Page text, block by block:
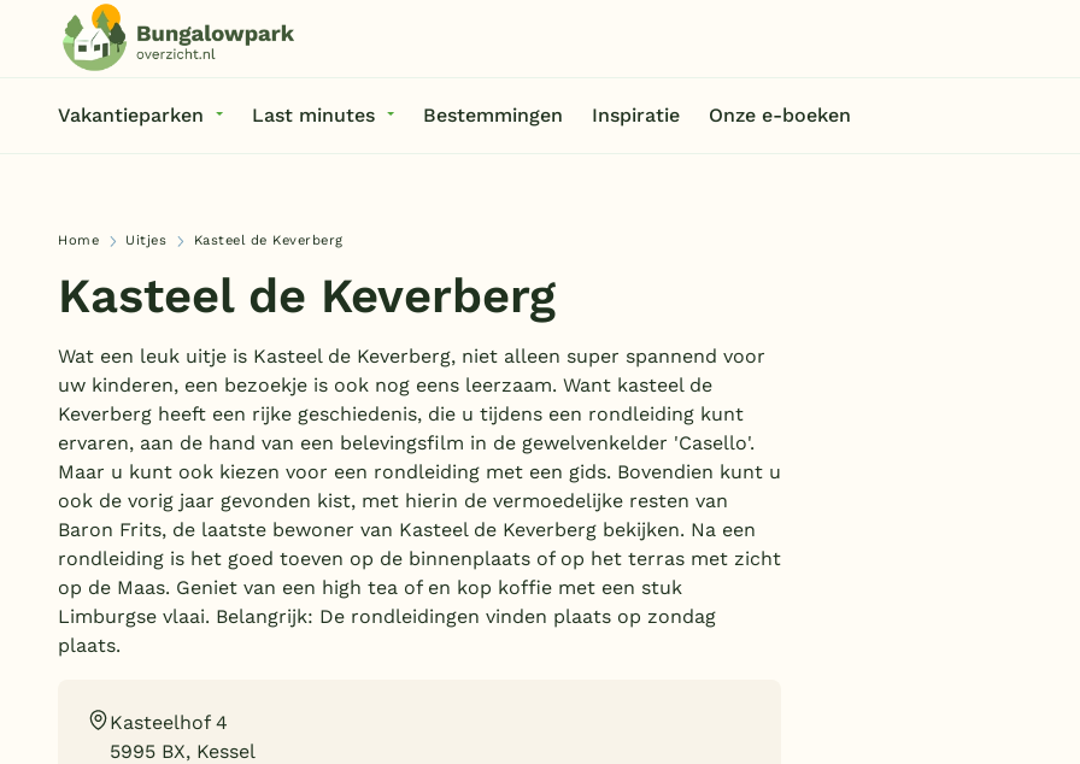
Vakantieparken Last minutes Bestemmingen Inspiratie Onze e-boeken
Home Uitjes Kasteel de Keverberg
Kasteel de Keverberg
Wat een leuk uitje is Kasteel de Keverberg, niet alleen super spannend voor
uw kinderen, een bezoekje is ook nog eens leerzaam. Want kasteel de
Keverberg heeft een rijke geschiedenis, die u tijdens een rondleiding kunt
ervaren, aan de hand van een belevingsfilm in de gewelvenkelder 'Casello'.
Maar u kunt ook kiezen voor een rondleiding met een gids. Bovendien kunt u
ook de vorig jaar gevonden kist, met hierin de vermoedelijke resten van
Baron Frits, de laatste bewoner van Kasteel de Keverberg bekijken. Na een
rondleiding is het goed toeven op de binnenplaats of op het terras met zicht
op de Maas. Geniet van een high tea of en kop koffie met een stuk
Limburgse vlaai. Belangrijk: De rondleidingen vinden plaats op zondag
plaats.
Kasteelhof 4
5995 BX, Kessel